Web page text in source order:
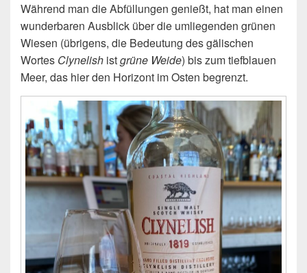
Während man die Abfüllungen genießt, hat man einen
wunderbaren Ausblick über die umliegenden grünen
Wiesen (übrigens, die Bedeutung des gälischen
Wortes Clynelish istgrüne Weide) bis zum tiefblauen
Meer, das hier den Horizont im Osten begrenzt.